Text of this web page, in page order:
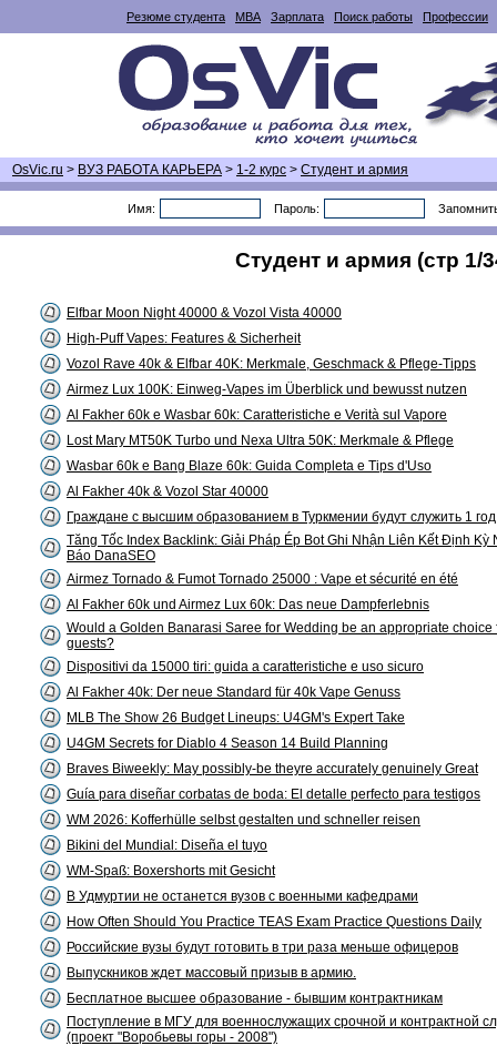
Резюме студента MBA Зарплата Поиск работы Профессии
OsVic.ru > ВУЗ РАБОТА КАРЬЕРА > 1-2 курс > Студент и армия
Имя: Пароль:
Студент и армия (стр 1/
Elfbar Moon Night 40000 & Vozol Vista 40000
High-Puff Vapes: Features & Sicherheit
Vozol Rave 40k & Elfbar 40K: Merkmale, Geschmack & Pflege-Tipps
Airmez Lux 100K: Einweg-Vapes im Überblick und bewusst nutzen
Al Fakher 60k e Wasbar 60k: Caratteristiche e Verità sul Vapore
Lost Mary MT50K Turbo und Nexa Ultra 50K: Merkmale & Pflege
Wasbar 60k e Bang Blaze 60k: Guida Completa e Tips d'Uso
Al Fakher 40k & Vozol Star 40000
Граждане с высшим образованием в Туркмении будут служить 1 год
Tăng Tốc Index Backlink: Giải Pháp Ép Bot Ghi Nhận Liên Kết Định Kỳ
Báo DanaSEO
Airmez Tornado & Fumot Tornado 25000 : Vape et sécurité en été
Al Fakher 60k und Airmez Lux 60k: Das neue Dampferlebnis
Would a Golden Banarasi Saree for Wedding be an appropriate choice
guests?
Dispositivi da 15000 tiri: guida a caratteristiche e uso sicuro
Al Fakher 40k: Der neue Standard für 40k Vape Genuss
MLB The Show 26 Budget Lineups: U4GM's Expert Take
U4GM Secrets for Diablo 4 Season 14 Build Planning
Braves Biweekly: May possibly-be theyre accurately genuinely Great
Guía para diseñar corbatas de boda: El detalle perfecto para testigos
WM 2026: Kofferhülle selbst gestalten und schneller reisen
Bikini del Mundial: Diseña el tuyo
WM-Spaß: Boxershorts mit Gesicht
В Удмуртии не останется вузов с военными кафедрами
How Often Should You Practice TEAS Exam Practice Questions Daily
Российские вузы будут готовить в три раза меньше офицеров
Выпускников ждет массовый призыв в армию.
Бесплатное высшее образование - бывшим контрактникам
Поступление в МГУ для военнослужащих срочной и контрактной
(проект "Воробьевы горы - 2008")